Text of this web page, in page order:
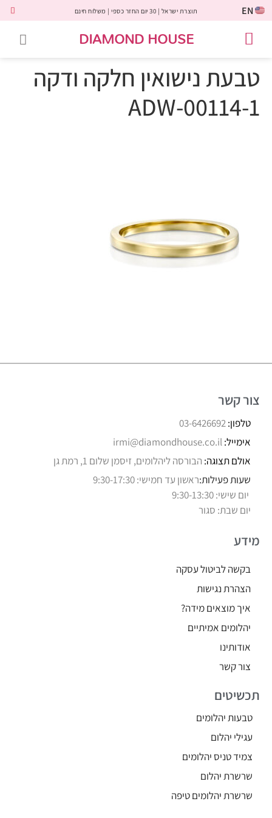
EN תוצרת ישראל | 30 יום החזר כספי | משלוח חינם
DIAMOND HOUSE
טבעת נישואין חלקה ודקה
ADW-00114-1
צור קשר
טלפון:03-6426692
אימייל:irmi@diamondhouse.co.il
אולם תצוגה: הבורסה ליהלומים, זיסמן שלום 1, רמת גן
שעות פעילות:ראשון עד חמישי: 9:30-17:30
יום שישי: 9:30-13:30
יום שבת: סגור
מידע
בקשה לביטול עסקה
הצהרת נגישות
איך מוצאים מידה?
יהלומים אמיתיים
אודותינו
צור קשר
תכשיטים
טבעות יהלומים
עגילי יהלום
צמיד טניס יהלומים
שרשרת יהלום
שרשרת יהלומים טיפה